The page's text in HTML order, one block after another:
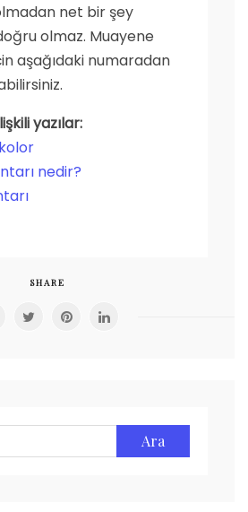
net bir şey
olmaz. Muayene
aşağıdaki numaradan
yazılar:
nedir?
SHARE